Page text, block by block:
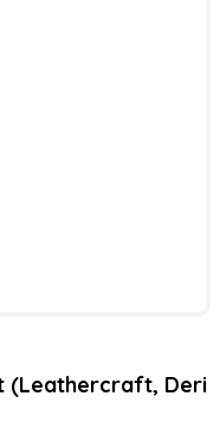
(Leathercraft, Deri